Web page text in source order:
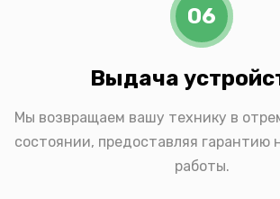
06
Выдача
Мы возвращаем вашу технику в
состоянии, предоставляя гарантию
работы.